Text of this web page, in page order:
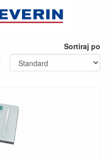
Sortiraj po